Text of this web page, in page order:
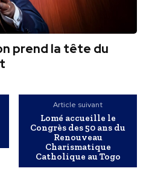
prend la tête du
Article suivant
Lomé accueille le
Congrès des 50 ans du
Renouveau
Charismatique
Catholique au Togo